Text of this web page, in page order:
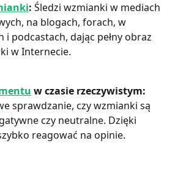
: Śledzi wzmianki w mediach
na blogach, forach, w
i podcastach, dając pełny obraz
w Internecie.
w czasie rzeczywistym:
sprawdzanie, czy wzmianki są
czy neutralne. Dzięki
reagować na opinie.